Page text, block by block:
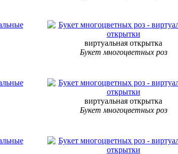
виртуальная открытка
Букет многоцветных роз
виртуальная открытка
Букет многоцветных роз